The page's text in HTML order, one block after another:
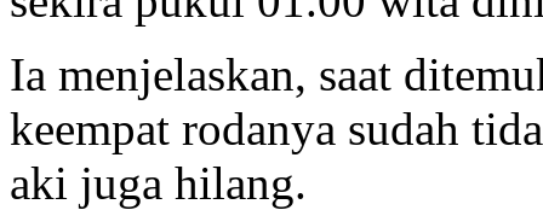
Ia menjelaskan, saat
keempat rodanya sudah
aki juga hilang.